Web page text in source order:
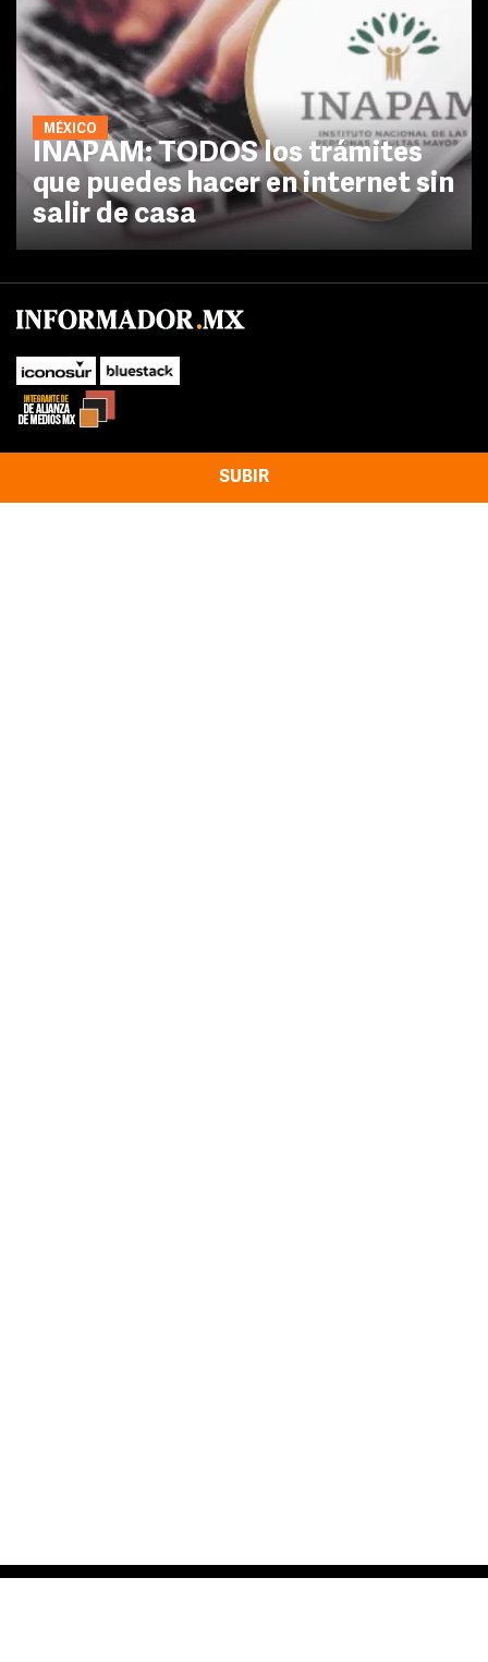
MÉXICO
INAPAM: TODOS los trámites
que puedes hacer en internet sin
salir de casa
SUBIR